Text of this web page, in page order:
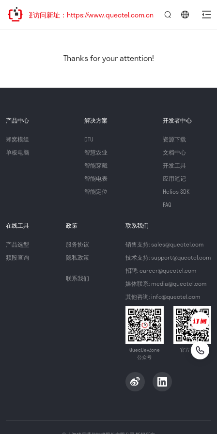
移，欢迎访问新址：https://www.quectel.com.cn
Thanks for your attention!
产品中心
蜂窝模组
单板电脑
解决方案
DTU
智慧农业
智能穿戴
智能电表
智能定位
开发者中心
资源下载
文档中心
开发工具
应用笔记
Helios SDK
FAQ
在线工具
产品选型
频段查询
政策
服务协议
隐私政策
联系我们
联系我们
销售支持: sales@quectel.com
技术支持: support@quectel.com
招聘: career@quectel.com
媒体联系: media@quectel.com
其他咨询: info@quectel.com
QuecDevZone
公众号
官方公众号